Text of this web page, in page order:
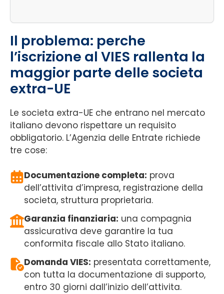
Il problema: perche
l’iscrizione al VIES rallenta la
maggior parte delle societa
extra-UE
Le societa extra-UE che entrano nel mercato
italiano devono rispettare un requisito
obbligatorio. L’Agenzia delle Entrate richiede
tre cose:
Documentazione completa: prova
dell’attivita d’impresa, registrazione della
societa, struttura proprietaria.
Garanzia finanziaria: una compagnia
assicurativa deve garantire la tua
conformita fiscale allo Stato italiano.
Domanda VIES: presentata correttamente,
con tutta la documentazione di supporto,
entro 30 giorni dall’inizio dell’attivita.